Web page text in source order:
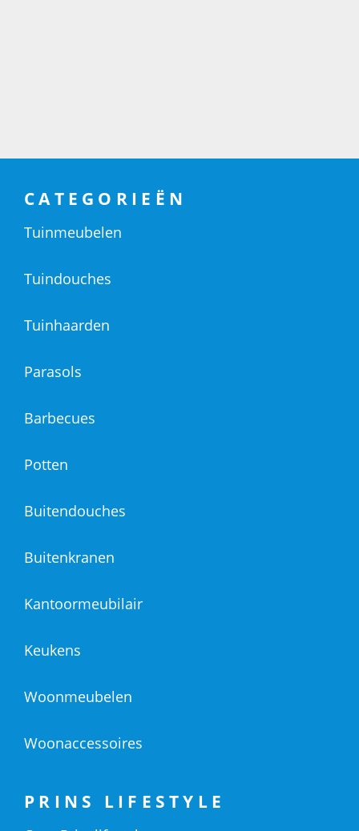
CATEGORIEËN
Tuinmeubelen
Tuindouches
Tuinhaarden
Parasols
Barbecues
Potten
Buitendouches
Buitenkranen
Kantoormeubilair
Keukens
Woonmeubelen
Woonaccessoires
PRINS LIFESTYLE